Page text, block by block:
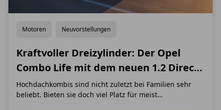
Motoren Neuvorstellungen
Kraftvoller Dreizylinder: Der Opel
Combo Life mit dem neuen 1.2 Direct
Injection Turbo Benziner
Hochdachkombis sind nicht zuletzt bei Familien sehr
beliebt. Bieten sie doch viel Platz für meist